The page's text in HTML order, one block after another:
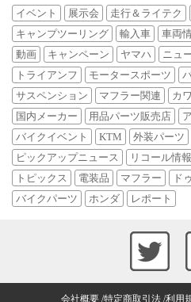
イベント 展示会 走行＆ライテク
キャンプツーリング
輸入車 車両
動画
キャンペーン ヤマハ ニュ
トライアンフ
モータースポーツ
サスペンション
マフラー関連 カ
国内メーカー
用品パーツ販売店
バイクイベント
KTM 外装パーツ
ピックアップニュース
リコール情報
トピックス
電装品 マフラー ド
バイクパーツ
ホンダ レポート
会社概要 特定商取引法 利用